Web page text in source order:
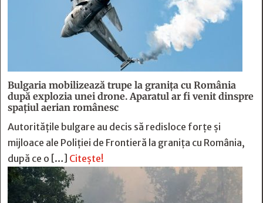
Bulgaria mobilizează trupe la granița cu România
după explozia unei drone. Aparatul ar fi venit dinspre
spațiul aerian românesc
Autoritățile bulgare au decis să redisloce forțe și
mijloace ale Poliției de Frontieră la granița cu România,
după ce o […] Citește!